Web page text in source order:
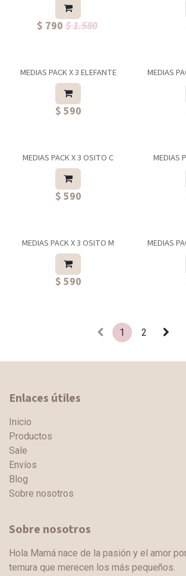
$ 790$ 1.580
MEDIAS PACK X 3 ELEFANTE
$ 590
MEDIAS
MEDIAS PACK X 3 OSITO C
$ 590
MEDIAS
MEDIAS PACK X 3 OSITO M
$ 590
MEDIAS
1 2
Enlaces útiles
Inicio
Productos
Sale
Envíos
Blog
Sobre nosotros
Sobre nosotros
Hola Mamá nace de la pasión y el amor
ternura que merecen los más pequeños.